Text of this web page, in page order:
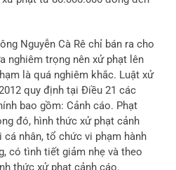
Nguyễn Cà Rê chỉ bán ra cho
nghiêm trọng nên xử phạt lên
là quá nghiêm khắc. Luật xử
quy định tại Điều 21 các
bao gồm: Cảnh cáo. Phạt
đó, hình thức xử phạt cảnh
nhân, tổ chức vi phạm hành
có tình tiết giảm nhẹ và theo
thức xử phạt cảnh cáo.